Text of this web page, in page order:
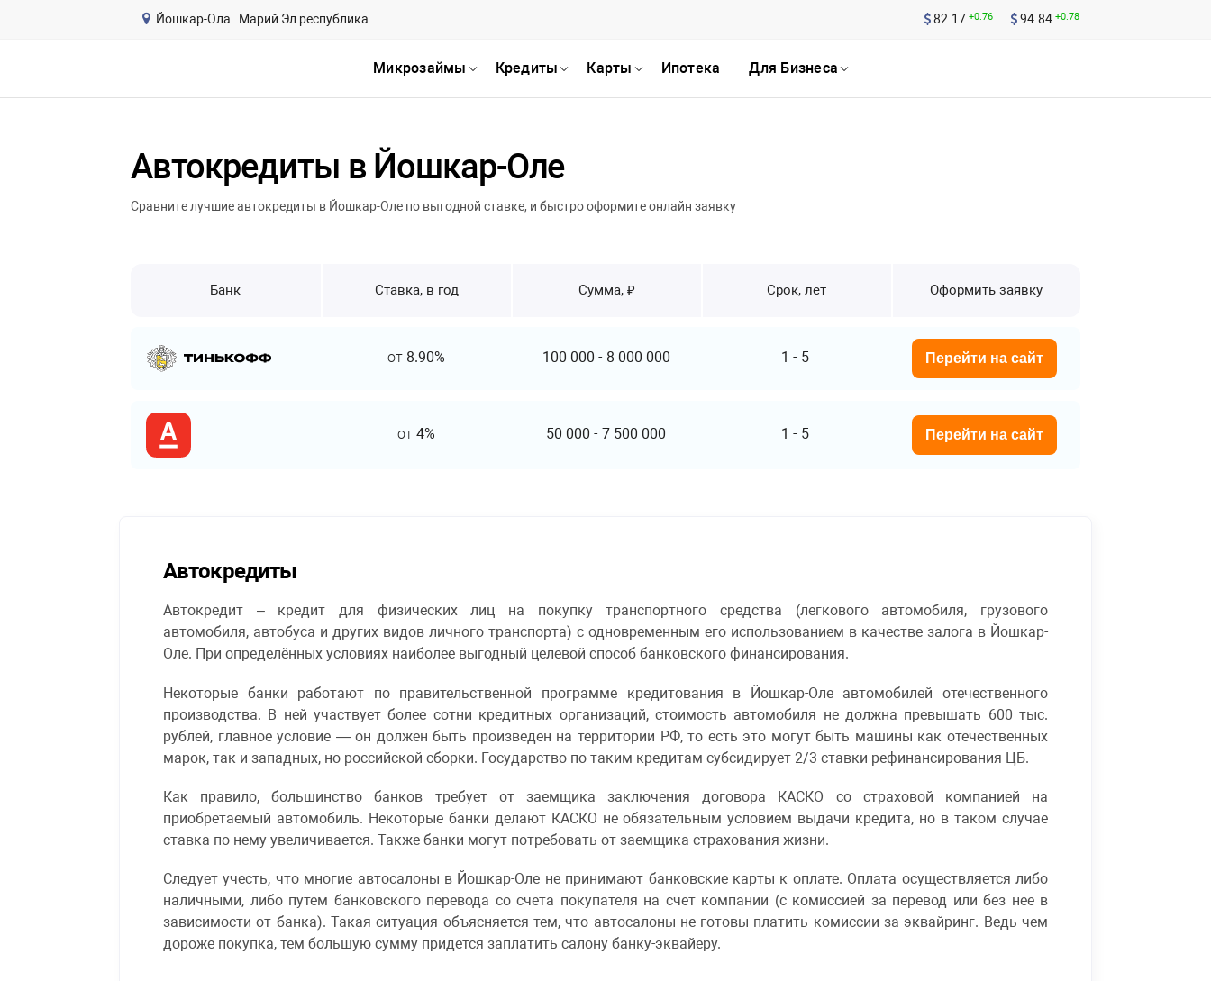
Йошкар-Ола Марий Эл республика 82.17 +0.76 94.84 +0.78
Микрозаймы Кредиты Карты Ипотека Для Бизнеса
Автокредиты в Йошкар-Оле
Сравните лучшие автокредиты в Йошкар-Оле по выгодной ставке, и быстро оформите онлайн заявку
Банк Ставка, в год Сумма, ₽ Срок, лет Оформить заявку
от 8.90% 100 000 - 8 000 000 1 - 5 Перейти на сайт
от4% 50 000 -7 500 000 1 - 5 Перейти на сайт
Автокредиты
Автокредит – кредит для физических лиц на покупку транспортного средства (легкового автомобиля, грузового
автомобиля, автобуса и других видов личного транспорта) с одновременным его использованием в качестве залога в Йошкар-
Оле. При определённых условиях наиболее выгодный целевой способ банковского финансирования.
Некоторые банки работают по правительственной программе кредитования в Йошкар-Оле автомобилей отечественного
производства. В ней участвует более сотни кредитных организаций, стоимость автомобиля не должна превышать 600 тыс.
рублей, главное условие — он должен быть произведен на территории РФ, то есть это могут быть машины как отечественных
марок, так и западных, но российской сборки. Государство по таким кредитам субсидирует 2/3 ставки рефинансирования ЦБ.
Как правило, большинство банков требует от заемщика заключения договора КАСКО со страховой компанией на
приобретаемый автомобиль. Некоторые банки делают КАСКО не обязательным условием выдачи кредита, но в таком случае
ставка по нему увеличивается. Также банки могут потребовать от заемщика страхования жизни.
Следует учесть, что многие автосалоны в Йошкар-Оле не принимают банковские карты к оплате. Оплата осуществляется либо
наличными, либо путем банковского перевода со счета покупателя на счет компании (с комиссией за перевод или без нее в
зависимости от банка). Такая ситуация объясняется тем, что автосалоны не готовы платить комиссии за эквайринг. Ведь чем
дороже покупка, тем большую сумму придется заплатить салону банку-эквайеру.